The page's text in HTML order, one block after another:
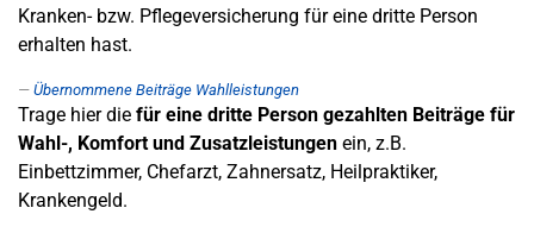
Kranken- bzw. Pflegeversicherung für eine dritte Person
erhalten hast.
Übernommene Beiträge Wahlleistungen
Trage hier die für eine dritte Person gezahlten Beiträge für
Wahl-, Komfort und Zusatzleistungen ein, z.B.
Einbettzimmer, Chefarzt, Zahnersatz, Heilpraktiker,
Krankengeld.